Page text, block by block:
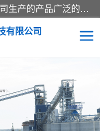
江苏国胜石化装备科技有限公司生产的产品广泛的应用于石油、石化等行业中，产品种类齐全，其中包括装卸鹤管、汽车鹤管、火车鹤管、装车鹤管、卸车鹤管、上装鹤管、下装鹤管、lng鹤管、发油鹤管、液氨鹤管、液化气鹤管等，我们生产的产品质量上乘，价格实惠，服务好，买鹤管就到国胜石化装备！
有限公司
鹤管活动梯